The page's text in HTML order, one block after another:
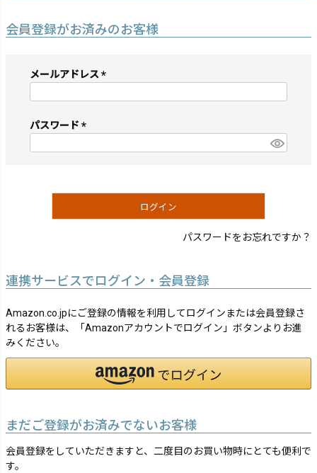
会員登録がお済みのお客様
メールアドレス
須)
パスワード
須)
ログイン
パスワードをお忘れですか？
連携サービスでログイン・会員登録
Amazon.co.jpにご登録の情報を利用してログインまたは会員登録さ
れるお客様は、「Amazonアカウントでログイン」ボタンよりお進
みください。
まだご登録がお済みでないお客様
会員登録をしていただきますと、二度目のお買い物時にとても便利で
す。